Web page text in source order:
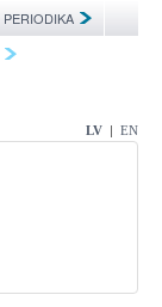
PERIODIKA
LV | EN